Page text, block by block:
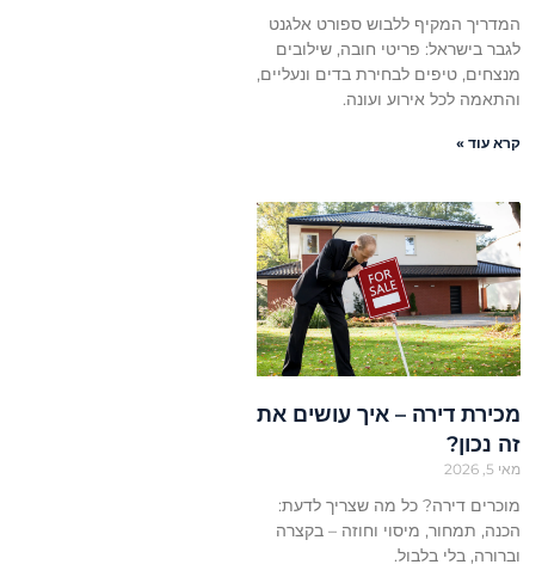
המדריך המקיף ללבוש ספורט אלגנט
לגבר בישראל: פריטי חובה, שילובים
מנצחים, טיפים לבחירת בדים ונעליים,
והתאמה לכל אירוע ועונה.
קרא עוד »
מכירת דירה – איך עושים את
זה נכון?
מאי 5, 2026
מוכרים דירה? כל מה שצריך לדעת:
הכנה, תמחור, מיסוי וחוזה – בקצרה
וברורה, בלי בלבול.